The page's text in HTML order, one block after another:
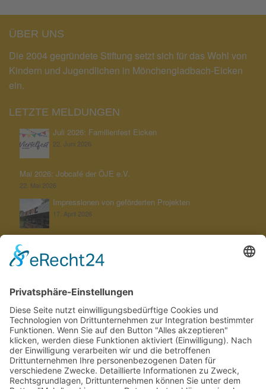
ÜBER UNS
Die 2004 gegründete Stiftung setzt sich für das Wohl von
Kindern und Jugendlichen in Mönchengladbach-Eicken
ein.
LETZTE MELDUNGEN
Juli 2026: Familienfest Eicken
22. Juni 2026
Mai 2026: Jobcafé der ÖJE e.V.
22. Mai 2026
Impressionen von geförderten Projekten
17. April 2026
Unterstützung der KGS Untereicken bei ihrem Jahresthema
„Schöpfung bewahren“
22. Februar 2026
12. Februar 2026
SUCHEN
KONTAKT